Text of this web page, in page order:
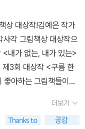
색을 골라보고,그 색이
어지는 책이에요.
왜 여행을 떠났을까?→
같아?❓ 각 색을 만났
/노랑/초록/파랑)을 보
어떤 마음이었을까?→
에 드는 색은? 그 이유
의 말에 ‘자유’라는 감
상 대상작!김예은 작가
각 그림책상 대상작으
<내가 없는, 내가 있는>
3회 대상작 <구름 한
아하는 그림책들이랍
우면서 눈길을 끌어요
목이 무지갯빛처럼 반
더보기